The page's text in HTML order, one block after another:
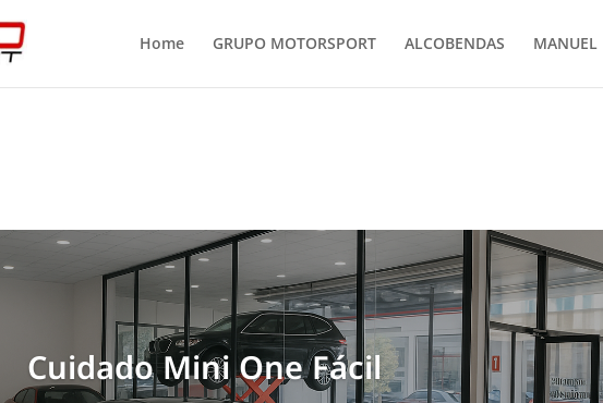
Home GRUPO MOTORSPORT ALCOBENDAS MANUEL
Cuidado Mini One Fácil